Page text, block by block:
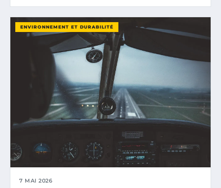
ENVIRONNEMENT ET DURABILITÉ
7 MAI 2026